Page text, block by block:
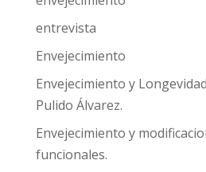
entrevista
Envejecimiento
Envejecimiento y
Pulido Álvarez.
Envejecimiento y
funcionales.